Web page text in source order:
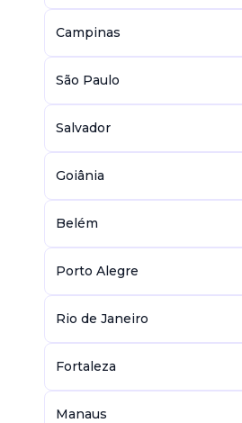
Campinas
São Paulo
Salvador
Goiânia
Belém
Porto Alegre
Rio de Janeiro
Fortaleza
Manaus